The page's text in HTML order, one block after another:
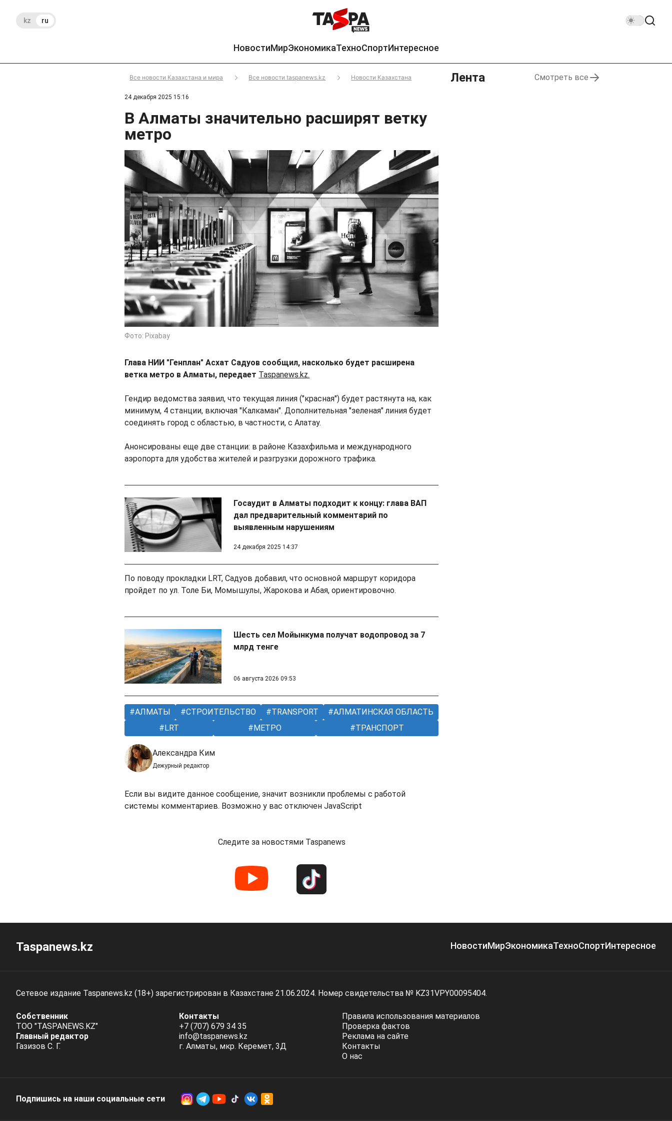
kz ru
НовостиМирЭкономикаТехноСпортИнтересное
Все новости Казахстана и мира Все новости taspanews.kz Новости Казахстана
24 декабря 2025 15:16
В Алматы значительно расширят ветку
метро
Фото: Pixabay
Глава НИИ "Генплан" Асхат Садуов сообщил, насколько будет расширена
ветка метро в Алматы, передает Taspanews.kz.
Гендир ведомства заявил, что текущая линия ("красная") будет растянута на, как
минимум, 4 станции, включая "Калкаман". Дополнительная "зеленая" линия будет
соединять город с областью, в частности, с Алатау.
Анонсированы еще две станции: в районе Казахфильма и международного
аэропорта для удобства жителей и разгрузки дорожного трафика.
Госаудит в Алматы подходит к концу: глава ВАП
дал предварительный комментарий по
выявленным нарушениям
24 декабря 2025 14:37
По поводу прокладки LRT, Садуов добавил, что основной маршрут коридора
пройдет по ул. Толе Би, Момышулы, Жарокова и Абая, ориентировочно.
Шесть сел Мойынкума получат водопровод за 7
млрд тенге
06 августа 2026 09:53
АЛМАТЫ СТРОИТЕЛЬСТВО TRANSPORT
АЛМАТИНСКАЯ ОБЛАСТЬ
LRT
МЕТРО ТРАНСПОРТ
Александра Ким
Дежурный редактор
Если вы видите данное сообщение, значит возникли проблемы с работой
системы комментариев. Возможно у вас отключен JavaScript
Следите за новостями Taspanews
Лента Смотреть все
Taspanews.kz НовостиМирЭкономикаТехноСпортИнтересное
Сетевое издание Taspanews.kz (18+) зарегистрирован в Казахстане 21.06.2024. Номер свидетельства № KZ31VPY00095404.
Собственник
ТОО "TASPANEWS.KZ"
Главный редактор
Газизов С. Г.
Контакты
+7 (707) 679 34 35
info@taspanews.kz
г. Алматы, мкр. Керемет, 3Д
Правила использования материалов
Проверка фактов
Реклама на сайте
Контакты
О нас
Подпишись на наши социальные cети